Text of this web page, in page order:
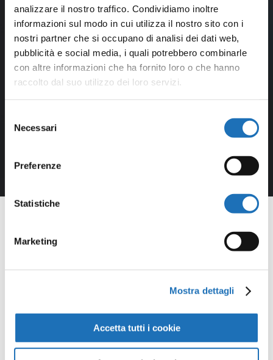
analizzare il nostro traffico. Condividiamo inoltre
informazioni sul modo in cui utilizza il nostro sito con i
nostri partner che si occupano di analisi dei dati web,
pubblicità e social media, i quali potrebbero combinarle
con altre informazioni che ha fornito loro o che hanno
raccolto dal suo utilizzo dei loro servizi.
delNecessari
Preferenze
Statistiche
Marketing
Mostra dettagli
Accetta tutti i cookie
Opere della
Galleria
Virtuale